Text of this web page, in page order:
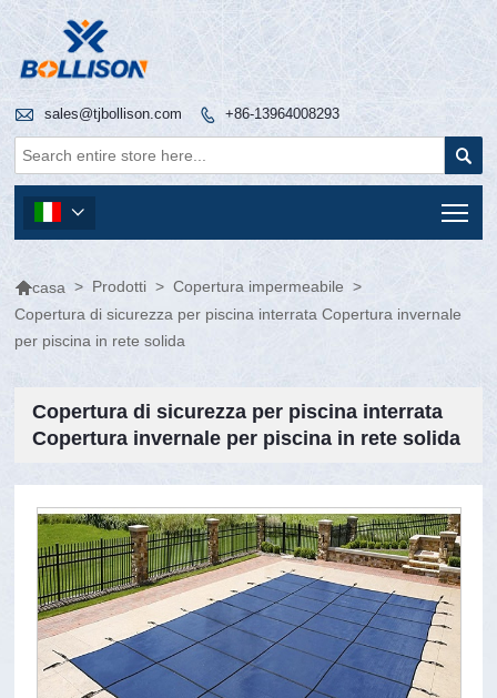
 sales@tjbollison.com  +86-13964008293


casa > Prodotti > Copertura impermeabile >
Copertura di sicurezza per piscina interrata Copertura invernale
per piscina in rete solida
Copertura di sicurezza per piscina interrata
Copertura invernale per piscina in rete solida